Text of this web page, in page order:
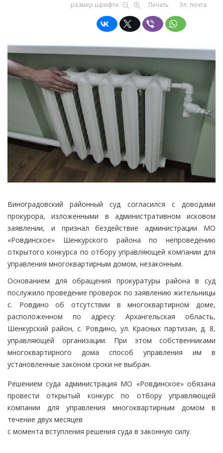
размер шрифта
Печать Эл. почта
Виноградовский районный суд согласился с доводами
прокурора, изложенными в административном исковом
заявлении, и признал бездействие администрации МО
«Ровдинское» Шенкурского района по непроведению
открытого конкурса по отбору управляющей компании для
управления многоквартирным домом, незаконным.
Основанием для обращения прокуратуры района в суд
послужило проведение проверок по заявлению жительницы
с. Ровдино об отсутствии в многоквартирном доме,
расположенном по адресу: Архангельская область,
Шенкурский район, с. Ровдино, ул. Красных партизан, д. 8,
управляющей организации. При этом собственниками
многоквартирного дома способ управления им в
установленные законом сроки не выбран.
Решением суда администрация МО «Ровдинское» обязана
провести открытый конкурс по отбору управляющей
компании для управления многоквартирным домом в
течение двух месяцев
с момента вступления решения суда в законную силу.